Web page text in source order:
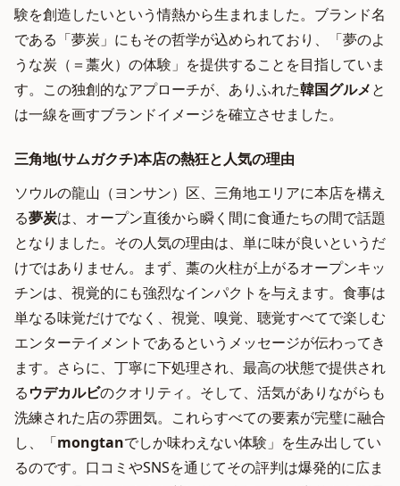
験を創造したいという情熱から生まれました。ブランド名
である「夢炭」にもその哲学が込められており、「夢のよ
うな炭（＝藁火）の体験」を提供することを目指していま
す。この独創的なアプローチが、ありふれた韓国グルメと
は一線を画すブランドイメージを確立させました。
三角地(サムガクチ)本店の熱狂と人気の理由
ソウルの龍山（ヨンサン）区、三角地エリアに本店を構え
る夢炭は、オープン直後から瞬く間に食通たちの間で話題
となりました。その人気の理由は、単に味が良いというだ
けではありません。まず、藁の火柱が上がるオープンキッ
チンは、視覚的にも強烈なインパクトを与えます。食事は
単なる味覚だけでなく、視覚、嗅覚、聴覚すべてで楽しむ
エンターテイメントであるというメッセージが伝わってき
ます。さらに、丁寧に下処理され、最高の状態で提供され
るウデカルビのクオリティ。そして、活気がありながらも
洗練された店の雰囲気。これらすべての要素が完璧に融合
し、「mongtanでしか味わえない体験」を生み出してい
るのです。口コミやSNSを通じてその評判は爆発的に広ま